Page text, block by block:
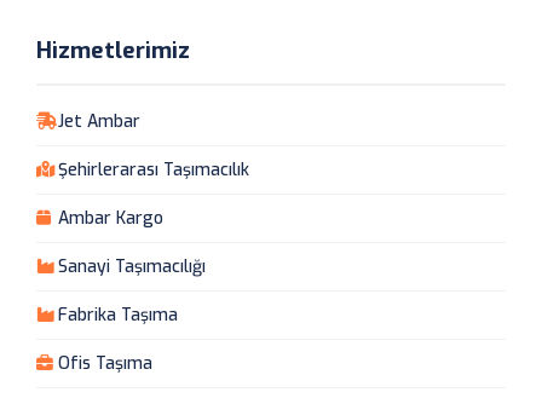
Hizmetlerimiz
Jet Ambar
Şehirlerarası Taşımacılık
Ambar Kargo
Sanayi Taşımacılığı
Fabrika Taşıma
Ofis Taşıma